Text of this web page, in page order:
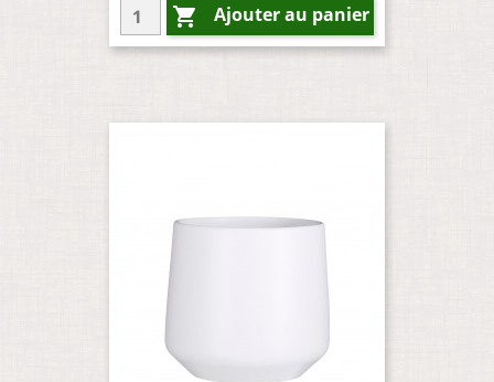
 Ajouter au panier